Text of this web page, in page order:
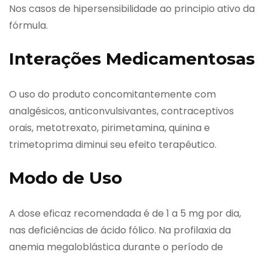
Nos casos de hipersensibilidade ao principio ativo da
fórmula.
Interações Medicamentosas
O uso do produto concomitantemente com
analgésicos, anticonvulsivantes, contraceptivos
orais, metotrexato, pirimetamina, quinina e
trimetoprima diminui seu efeito terapêutico.
Modo de Uso
A dose eficaz recomendada é de 1 a 5 mg por dia,
nas deficiências de ácido fólico. Na profilaxia da
anemia megaloblástica durante o período de